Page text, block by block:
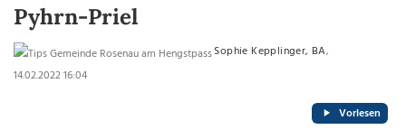
Pyhrn-Priel
Sophie Kepplinger, BA,
14.02.2022 16:04
Vorlesen